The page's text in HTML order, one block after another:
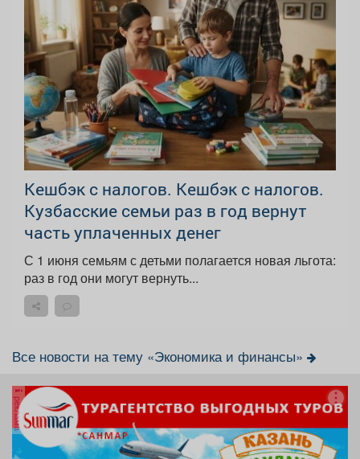
Кешбэк с налогов. Кешбэк с налогов.
Кузбасские семьи раз в год вернут
часть уплаченных денег
С 1 июня семьям с детьми полагается новая льгота:
раз в год они могут вернуть...
Все новости на тему «Экономика и финансы»
реклама